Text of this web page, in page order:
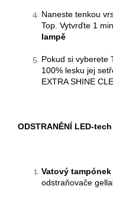
Naneste tenkou
Top. Vytvrďte 1
lampě
Pokud si vyberete
100% lesku jej
EXTRA SHINE
ODSTRANĚNÍ LED-tech
Vatový tampónek
odstraňovače